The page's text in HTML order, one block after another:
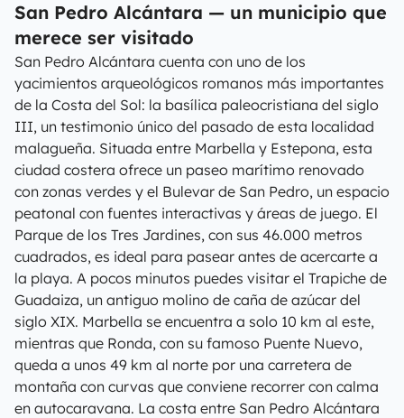
San Pedro Alcántara — un municipio que
merece ser visitado
San Pedro Alcántara cuenta con uno de los
yacimientos arqueológicos romanos más importantes
de la Costa del Sol: la basílica paleocristiana del siglo
III, un testimonio único del pasado de esta localidad
malagueña. Situada entre Marbella y Estepona, esta
ciudad costera ofrece un paseo marítimo renovado
con zonas verdes y el Bulevar de San Pedro, un espacio
peatonal con fuentes interactivas y áreas de juego. El
Parque de los Tres Jardines, con sus 46.000 metros
cuadrados, es ideal para pasear antes de acercarte a
la playa. A pocos minutos puedes visitar el Trapiche de
Guadaiza, un antiguo molino de caña de azúcar del
siglo XIX. Marbella se encuentra a solo 10 km al este,
mientras que Ronda, con su famoso Puente Nuevo,
queda a unos 49 km al norte por una carretera de
montaña con curvas que conviene recorrer con calma
en autocaravana. La costa entre San Pedro Alcántara